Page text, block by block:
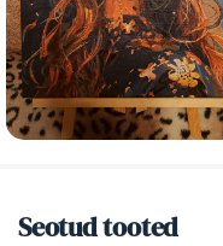
Seotud tooted